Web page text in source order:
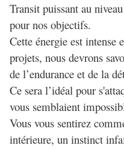
Transit puissant au
pour nos objectifs.
Cette énergie est intense
projets, nous devrons
de l’endurance et de la
Ce sera l’idéal pour
vous semblaient
Vous vous sentirez
intérieure, un instinct